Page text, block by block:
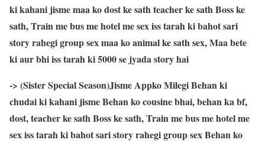
ki kahani jisme maa ko dost ke sath teacher ke sath Boss ke
sath, Train me bus me hotel me sex iss tarah ki bahot sari
story rahegi group sex maa ko animal ke sath sex, Maa bete
ki aur bhi iss tarah ki 5000 se jyada story hai
-> (Sister Special Season)Jisme Appko Milegi Behan ki
chudai ki kahani jisme Behan ko cousine bhai, behan ka bf,
dost, teacher ke sath Boss ke sath, Train me bus me hotel me
sex iss tarah ki bahot sari story rahegi group sex Behan ko